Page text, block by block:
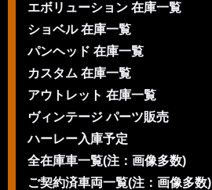
エボリューション 在庫一覧
ショベル 在庫一覧
パンヘッド 在庫一覧
カスタム 在庫一覧
アウトレット 在庫一覧
ヴィンテージ パーツ販売
ハーレー入庫予定
全在庫車一覧(注：画像多数)
ご契約済車両一覧(注：画像多数)